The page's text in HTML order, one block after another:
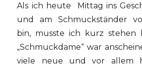
Als ich heute Mittag ins
und am Schmuckständer
bin, musste ich kurz stehen
„Schmuckdame“ war
viele neue und vor allem